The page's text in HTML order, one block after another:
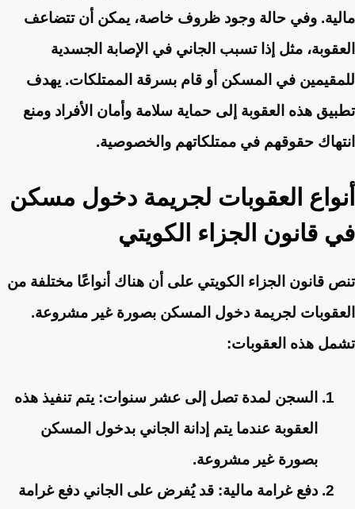
مالية. وفي حالة وجود ظروف خاصة، يمكن أن تتضاعف
العقوبة، مثل إذا تسبب الجاني في الإصابة الجسدية
للمقيمين في المسكن أو قام بسرقة الممتلكات. يهدف
تطبيق هذه العقوبة إلى حماية سلامة وأمان الأفراد ومنع
انتهاك حقوقهم في ممتلكاتهم والخصوصية.
أنواع العقوبات لجريمة دخول مسكن
في قانون الجزاء الكويتي
تنص قانون الجزاء الكويتي على أن هناك أنواعًا مختلفة من
العقوبات لجريمة دخول المسكن بصورة غير مشروعة.
تشمل هذه العقوبات:
السجن لمدة تصل إلى عشر سنوات: يتم تنفيذ هذه
العقوبة عندما يتم إدانة الجاني بدخول المسكن
بصورة غير مشروعة.
دفع غرامة مالية: قد يُفرض على الجاني دفع غرامة